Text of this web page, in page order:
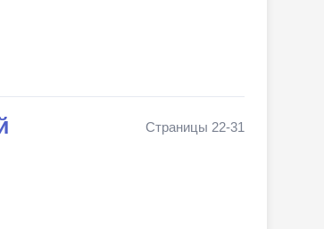
Страницы 22-31